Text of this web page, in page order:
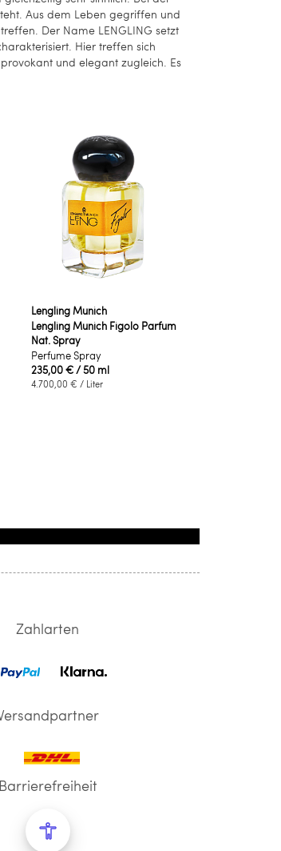
Aus dem Leben gegriffen und
Der Name LENGLING setzt
Hier treffen sich
und elegant zugleich. Es
Lengling Munich
Lengling Munich Figolo Parfum
Nat. Spray
Perfume Spray
235,00 €/ 50 ml
4.700,00 € / Liter
Zahlarten
Barrierefreiheit